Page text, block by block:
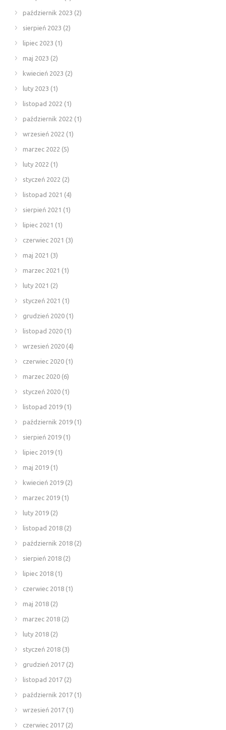
październik 2023 (2)
sierpień 2023 (2)
lipiec 2023 (1)
maj 2023 (2)
kwiecień 2023 (2)
luty 2023 (1)
listopad 2022 (1)
październik 2022 (1)
wrzesień 2022 (1)
marzec 2022 (5)
luty 2022 (1)
styczeń 2022 (2)
listopad 2021 (4)
sierpień 2021 (1)
lipiec 2021 (1)
czerwiec 2021 (3)
maj 2021 (3)
marzec 2021 (1)
luty 2021 (2)
styczeń 2021 (1)
grudzień 2020 (1)
listopad 2020 (1)
wrzesień 2020 (4)
czerwiec 2020 (1)
marzec 2020 (6)
styczeń 2020 (1)
listopad 2019 (1)
październik 2019 (1)
sierpień 2019 (1)
lipiec 2019 (1)
maj 2019 (1)
kwiecień 2019 (2)
marzec 2019 (1)
luty 2019 (2)
listopad 2018 (2)
październik 2018 (2)
sierpień 2018 (2)
lipiec 2018 (1)
czerwiec 2018 (1)
maj 2018 (2)
marzec 2018 (2)
luty 2018 (2)
styczeń 2018 (3)
grudzień 2017 (2)
listopad 2017 (2)
październik 2017 (1)
wrzesień 2017 (1)
czerwiec 2017 (2)